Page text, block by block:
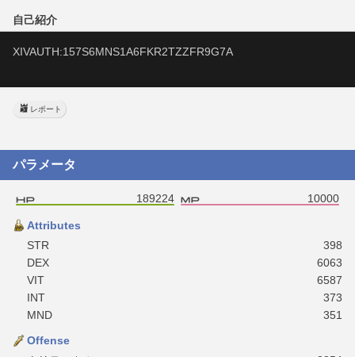
自己紹介
XIVAUTH:157S6MNS1A6FKR2TZZFR9G7A
レポート
パラメータ
189224 10000
Attributes
STR
398
DEX
6063
VIT
6587
INT
373
MND
351
Offense